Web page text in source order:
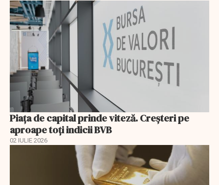
Piața de capital prinde viteză. Creșteri pe
aproape toți indicii BVB
02 IULIE 2026